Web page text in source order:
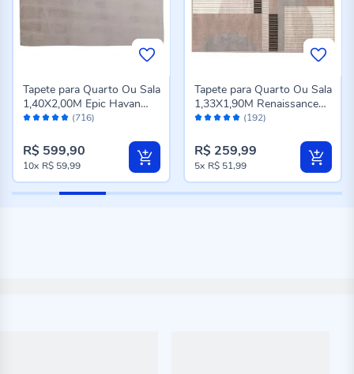
Avaliação: (716)
Tapete para Quarto Ou Sala
1,40X2,00M Epic Havan
Casa - Cinza Novo
R$ 599,90
10x R$ 59,99
Avaliação: (192)
Tapete para Quarto Ou Sala
1,33X1,90M Renaissance
Havan Casa - Genova
R$ 259,99
5x R$ 51,99